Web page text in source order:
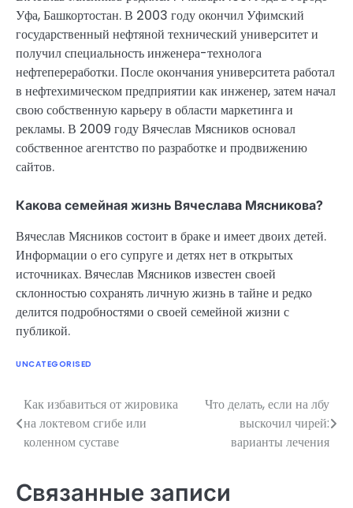
Уфа, Башкортостан. В 2003 году окончил Уфимский
государственный нефтяной технический университет и
получил специальность инженера-технолога
нефтепереработки. После окончания университета работал
в нефтехимическом предприятии как инженер, затем начал
свою собственную карьеру в области маркетинга и
рекламы. В 2009 году Вячеслав Мясников основал
собственное агентство по разработке и продвижению
сайтов.
Какова семейная жизнь Вячеслава Мясникова?
Вячеслав Мясников состоит в браке и имеет двоих детей.
Информации о его супруге и детях нет в открытых
источниках. Вячеслав Мясников известен своей
склонностью сохранять личную жизнь в тайне и редко
делится подробностями о своей семейной жизни с
публикой.
UNCATEGORISED
Навигация
по
Как избавиться от жировика
на локтевом сгибе или
коленном суставе
Что делать, если на лбу
выскочил чирей:
варианты лечения
Связанные записи